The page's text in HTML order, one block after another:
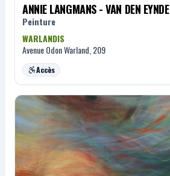
ANNIE LANGMANS - VAN DEN EYNDE
Peinture
WARLANDIS
Avenue Odon Warland, 209
Accès